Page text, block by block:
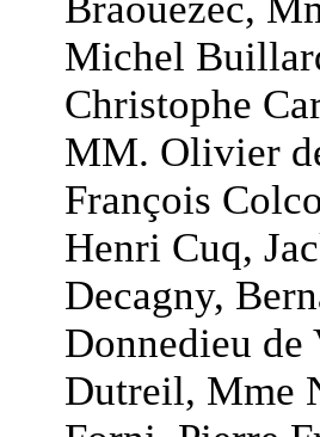
Michel
Christophe
MM. Olivier
François
Henri Cuq,
Decagny,
Donnedieu de
Dutreil, Mme